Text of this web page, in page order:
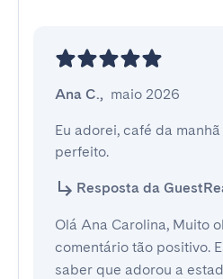
Ana C., maio 2026
Eu adorei, café da
perfeito.
Resposta da
Olá Ana Carolina, Muito
comentário tão positivo.
saber que adorou a